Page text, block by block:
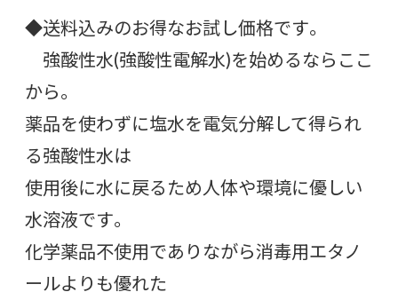
◆送料込みのお得なお試し価格です。
強酸性水(強酸性電解水)を始めるならここ
から。
薬品を使わずに塩水を電気分解して得られ
る強酸性水は
使用後に水に戻るため人体や環境に優しい
水溶液です。
化学薬品不使用でありながら消毒用エタノ
ールよりも優れた